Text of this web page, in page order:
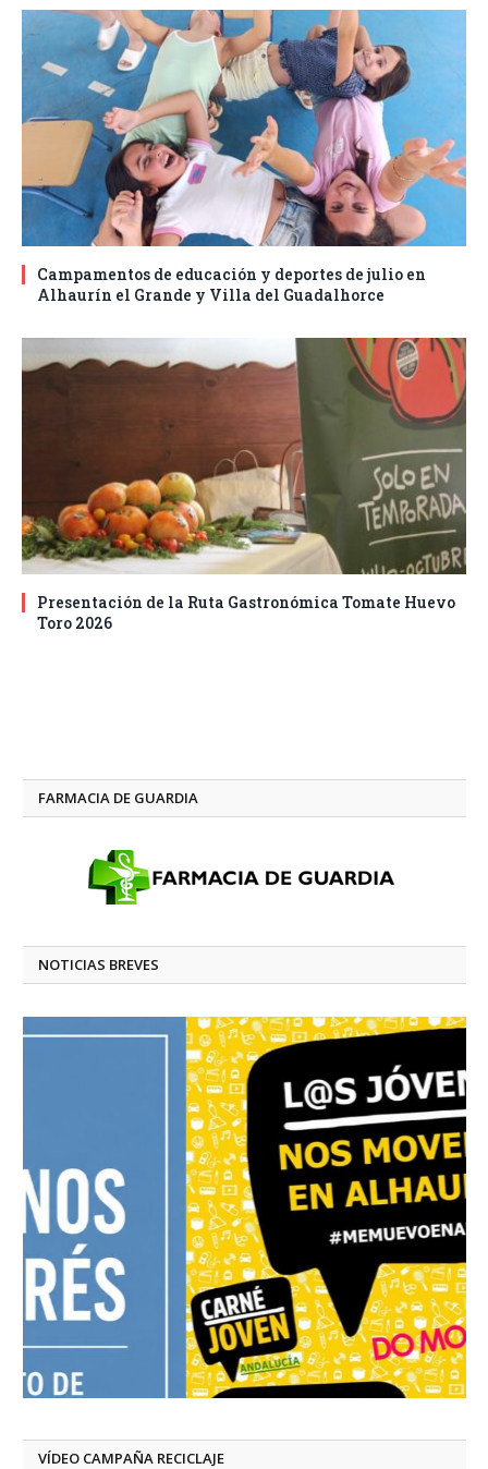
Campamentos de educación y deportes de julio en
Alhaurín el Grande y Villa del Guadalhorce
Presentación de la Ruta Gastronómica Tomate Huevo
Toro 2026
FARMACIA DE GUARDIA
NOTICIAS BREVES
VÍDEO CAMPAÑA RECICLAJE